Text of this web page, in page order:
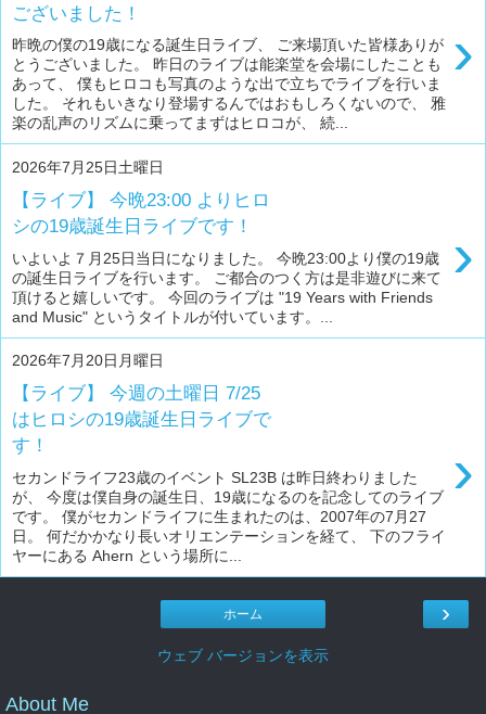
ございました！
›
昨晩の僕の19歳になる誕生日ライブ、 ご来場頂いた皆様ありが
とうございました。 昨日のライブは能楽堂を会場にしたことも
あって、 僕もヒロコも写真のような出で立ちでライブを行いま
した。 それもいきなり登場するんではおもしろくないので、 雅
楽の乱声のリズムに乗ってまずはヒロコが、 続...
2026年7月25日土曜日
【ライブ】 今晩23:00 よりヒロ
シの19歳誕生日ライブです！
›
いよいよ７月25日当日になりました。 今晩23:00より僕の19歳
の誕生日ライブを行います。 ご都合のつく方は是非遊びに来て
頂けると嬉しいです。 今回のライブは "19 Years with Friends
and Music" というタイトルが付いています。...
2026年7月20日月曜日
【ライブ】 今週の土曜日 7/25
はヒロシの19歳誕生日ライブで
す！
›
セカンドライフ23歳のイベント SL23B は昨日終わりました
が、 今度は僕自身の誕生日、19歳になるのを記念してのライブ
です。 僕がセカンドライフに生まれたのは、2007年の7月27
日。 何だかかなり長いオリエンテーションを経て、 下のフライ
ヤーにある Ahern という場所に...
›
ホーム
ウェブ バージョンを表示
About Me